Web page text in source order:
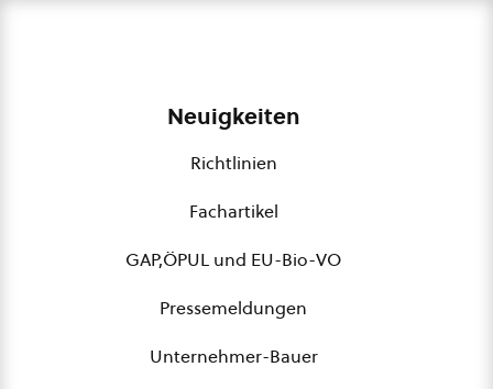
Neuigkeiten
Richtlinien
Fachartikel
GAP,ÖPUL und EU-Bio-VO
Pressemeldungen
Unternehmer-Bauer